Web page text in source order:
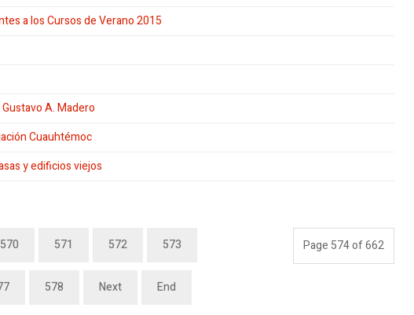
a los Cursos de Verano 2015
A. Madero
Cuauhtémoc
y edificios viejos
Page 574 of 662
570 571 572 573
578 Next End